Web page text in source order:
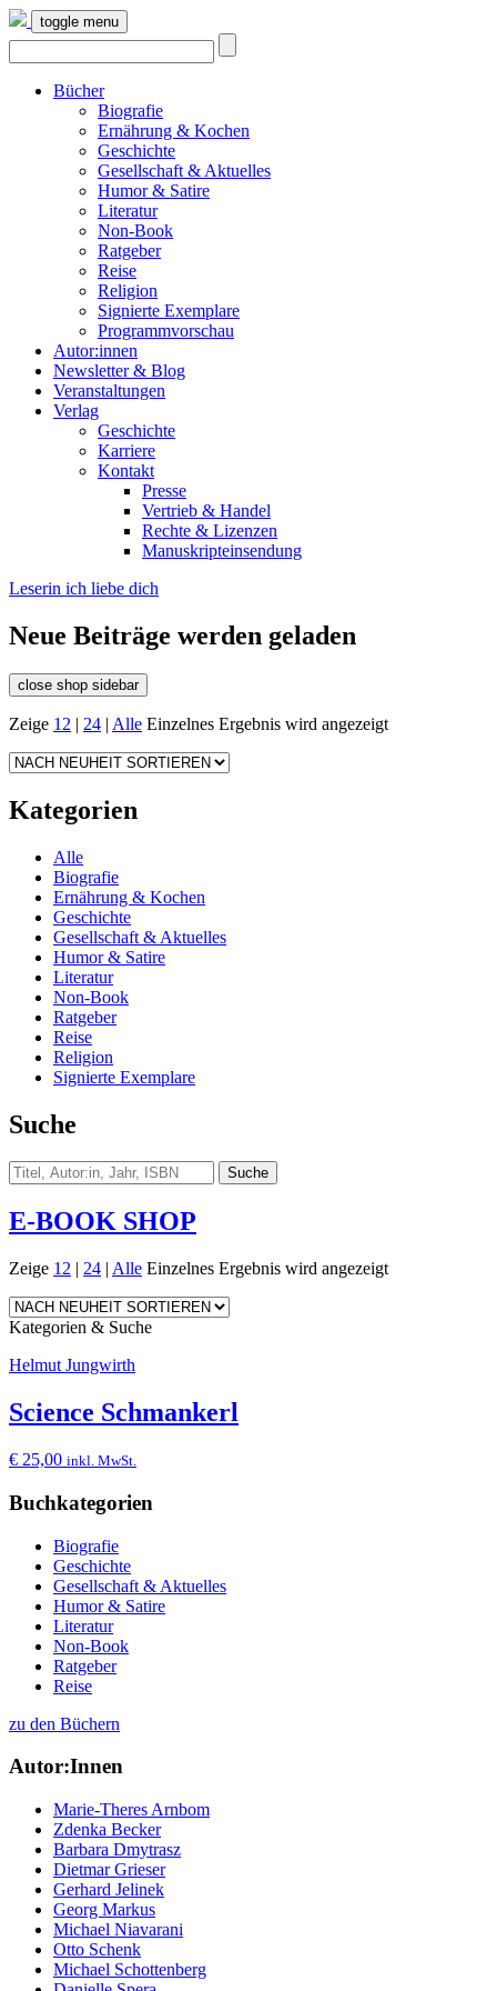
toggle menu
Bücher
Biografie
Ernährung & Kochen
Geschichte
Gesellschaft & Aktuelles
Humor & Satire
Literatur
Non-Book
Ratgeber
Reise
Religion
Signierte Exemplare
Programmvorschau
Autor:innen
Newsletter & Blog
Veranstaltungen
Verlag
Geschichte
Karriere
Kontakt
Presse
Vertrieb & Handel
Rechte & Lizenzen
Manuskripteinsendung
Leserin ich liebe dich
Neue Beiträge werden geladen
close shop sidebar
Zeige 12 | 24 | Alle Einzelnes Ergebnis wird angezeigt
Kategorien
Alle
Biografie
Ernährung & Kochen
Geschichte
Gesellschaft & Aktuelles
Humor & Satire
Literatur
Non-Book
Ratgeber
Reise
Religion
Signierte Exemplare
Suche
E-BOOK SHOP
Zeige 12 | 24 | Alle Einzelnes Ergebnis wird angezeigt
Kategorien & Suche
Helmut Jungwirth
Science Schmankerl
€ 25,00 inkl. MwSt.
Buchkategorien
Biografie
Geschichte
Gesellschaft & Aktuelles
Humor & Satire
Literatur
Non-Book
Ratgeber
Reise
zu den Büchern
Autor:Innen
Marie-Theres Arnbom
Zdenka Becker
Barbara Dmytrasz
Dietmar Grieser
Gerhard Jelinek
Georg Markus
Michael Niavarani
Otto Schenk
Michael Schottenberg